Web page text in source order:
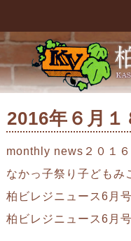
2016年６月１８日
2016年６月１
monthly news２０１
なかっ子祭り子どもみ
柏ビレジニュース6月号
柏ビレジニュース6月号